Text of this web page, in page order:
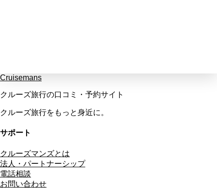
Cruisemans
クルーズ旅行の口コミ・予約サイト
クルーズ旅行をもっと身近に。
サポート
クルーズマンズとは
法人・パートナーシップ
電話相談
お問い合わせ